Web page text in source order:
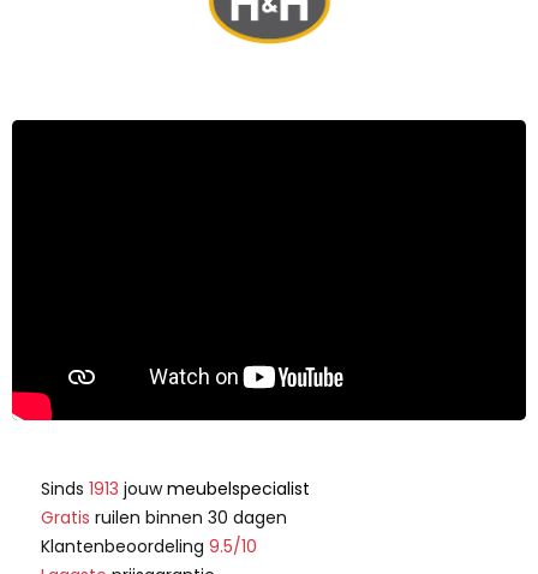
Sinds 1913 jouwmeubelspecialist
Gratis ruilen binnen 30 dagen
Klantenbeoordeling 9.5/10